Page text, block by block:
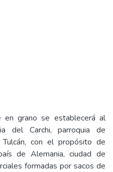
grano se establecerá al
del Carchi, parroquia de
con el propósito de
de Alemania, ciudad de
formadas por sacos de